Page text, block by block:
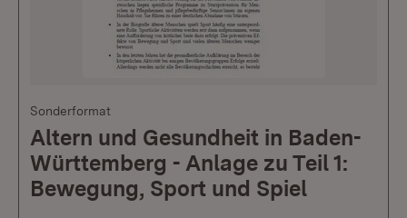
Sonderformat
Altern und Gesundheit in Baden-
Württemberg - Anlage zu Teil 1:
Bewegung, Sport und Spiel